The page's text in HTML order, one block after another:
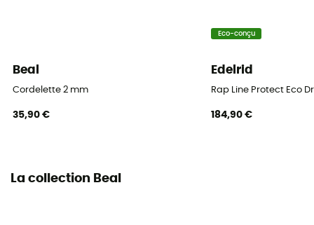
Poids par mètre
Beal
Cordelette 2 mm
35,90 €
Eco-conçu
Edelrid
Rap Line Protect Eco
184,90 €
La collection Beal